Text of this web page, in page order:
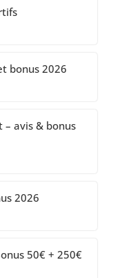
bonus 2026
– avis & bonus
2026
50€ + 250€